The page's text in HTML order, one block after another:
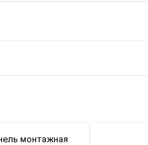
монтажная